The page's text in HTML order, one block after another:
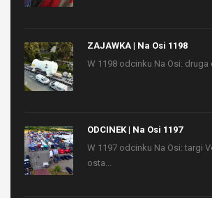
ZAJAWKA | Na Osi 1198
W 1198 odcinku Na Osi: druga
ODCINEK | Na Osi 1197
W 1197 odcinku Na Osi: targi
osta...